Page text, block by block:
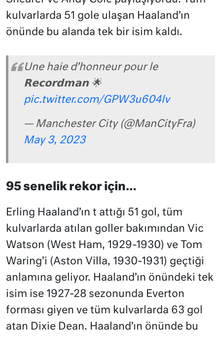
kulvarlarda 51 gole ulaşan Haaland’ın
önünde bu alanda tek bir isim kaldı.
Une haie d’honneur pour le
𝗥𝗲𝗰𝗼𝗿𝗱𝗺𝗮𝗻 🌟
pic.twitter.com/GPW3u604lv
— Manchester City (@ManCityFra)
May 3, 2023
95 senelik rekor için…
Erling Haaland’ın t attığı 51 gol, tüm
kulvarlarda atılan goller bakımından Vic
Watson (West Ham, 1929-1930) ve Tom
Waring’i (Aston Villa, 1930-1931) geçtiği
anlamına geliyor. Haaland’ın önündeki tek
isim ise 1927-28 sezonunda Everton
forması giyen ve tüm kulvarlarda 63 gol
atan Dixie Dean. Haaland’ın önünde bu